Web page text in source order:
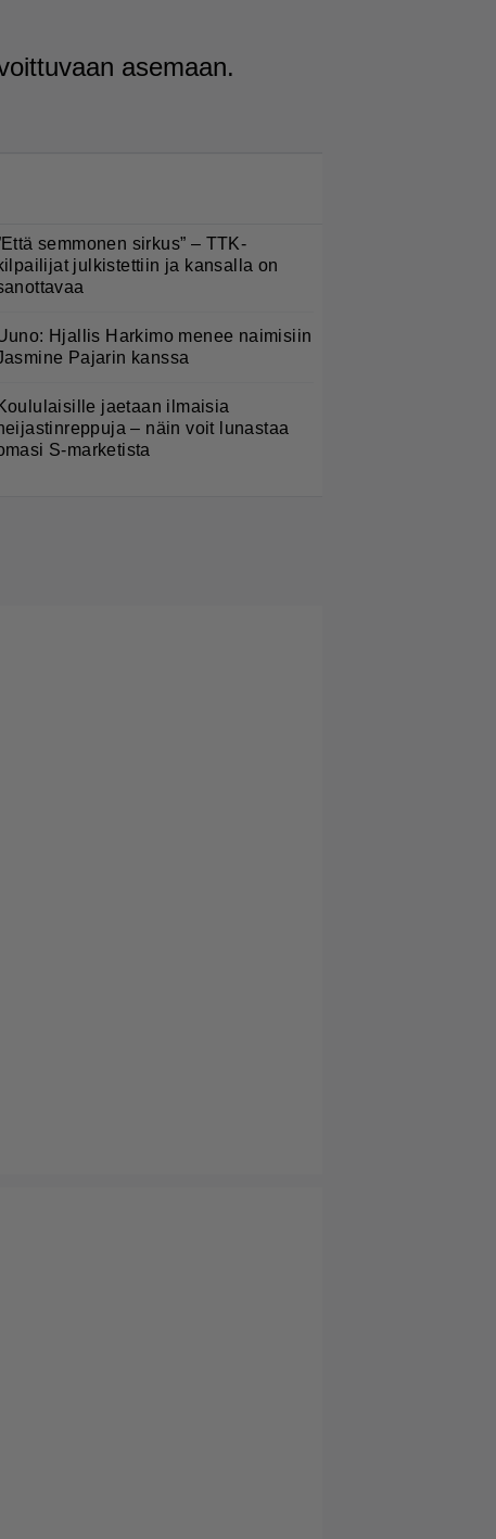
asemaan.
semmonen sirkus” – TTK-
julkistettiin ja kansalla on
Hjallis Harkimo menee naimisiin
Pajarin kanssa
Koululaisille jaetaan ilmaisia
– näin voit lunastaa
S-marketista